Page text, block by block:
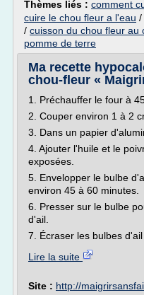
Thèmes liés : comment
cuire le chou fleur a l'eau /
/ cuisson du chou fleur au
pomme de terre
Ma recette
chou-fleur «
1. Préchauffer le four à
2. Couper environ 1 à 2
3. Dans un papier
4. Ajouter l'huile et le
exposées.
5. Envelopper le bulbe
environ 45 à 60 minutes.
6. Presser sur le bulbe
d'ail.
7. Écraser les bulbes d'ail
Lire la suite
Site : http://